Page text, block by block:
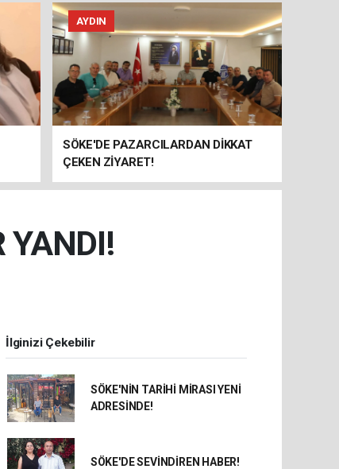
AYDIN
SÖKE'DE PAZARCILARDAN DİKKAT
ÇEKEN ZİYARET!
YANDI!
İlginizi Çekebilir
SÖKE'NİN TARİHİ MİRASI YENİ
ADRESİNDE!
SÖKE'DE SEVİNDİREN HABER!